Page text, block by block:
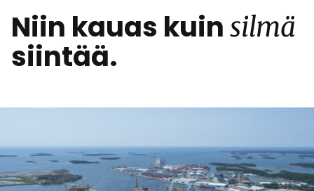
Niin kauas kuin sil­mä
siin­tää.